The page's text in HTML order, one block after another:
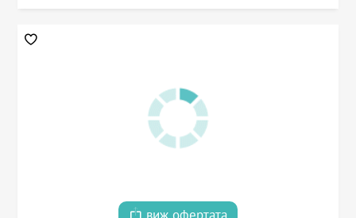
виж офертата